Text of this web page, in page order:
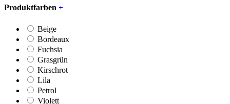
Produktfarben +
Beige
Bordeaux
Fuchsia
Grasgrün
Kirschrot
Lila
Petrol
Violett